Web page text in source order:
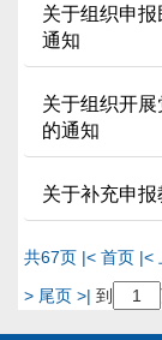
关于组织申
通知
关于组织开
的通知
关于补充申
共67页 |< 首页 |<
> 尾页 >| 到